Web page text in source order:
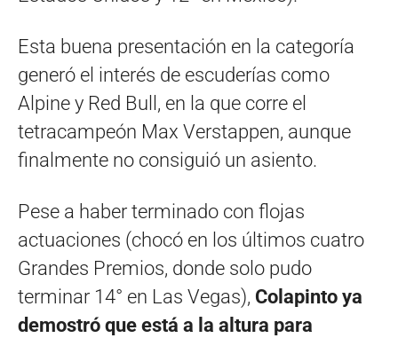
Esta buena presentación en la categoría
generó el interés de escuderías como
Alpine y Red Bull, en la que corre el
tetracampeón Max Verstappen, aunque
finalmente no consiguió un asiento.
Pese a haber terminado con flojas
actuaciones (chocó en los últimos cuatro
Grandes Premios, donde solo pudo
terminar 14° en Las Vegas), Colapinto ya
demostró que está a la altura para